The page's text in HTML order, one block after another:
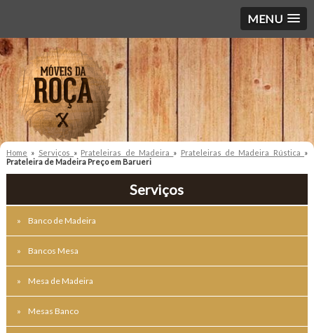
MENU
Home » Serviços » Prateleiras de Madeira » Prateleiras de Madeira Rústica »
Prateleira de Madeira Preço em Barueri
Serviços
Banco de Madeira
Bancos Mesa
Mesa de Madeira
Mesas Banco